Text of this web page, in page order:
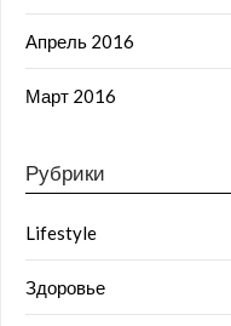
Апрель 2016
Март 2016
Рубрики
Lifestyle
Здоровье